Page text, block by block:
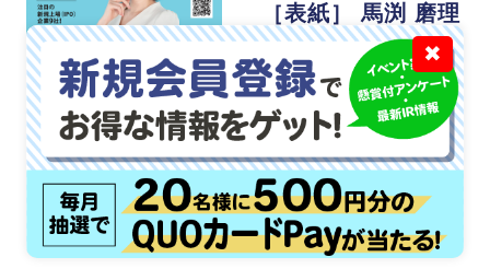
［表紙］ 馬渕 磨理
子さん
✖